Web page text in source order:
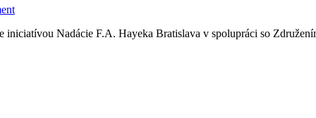
Nadácie F.A. Hayeka Bratislava v spolupráci so